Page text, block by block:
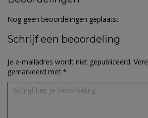
Nog geen beoordelingen geplaatst
Schrijf een beoordeling
Je e-mailadres wordt niet gepubliceerd.
gemarkeerd met *